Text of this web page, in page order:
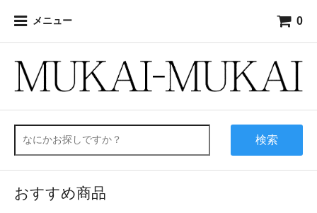
メニュー 0
検索
おすすめ商品